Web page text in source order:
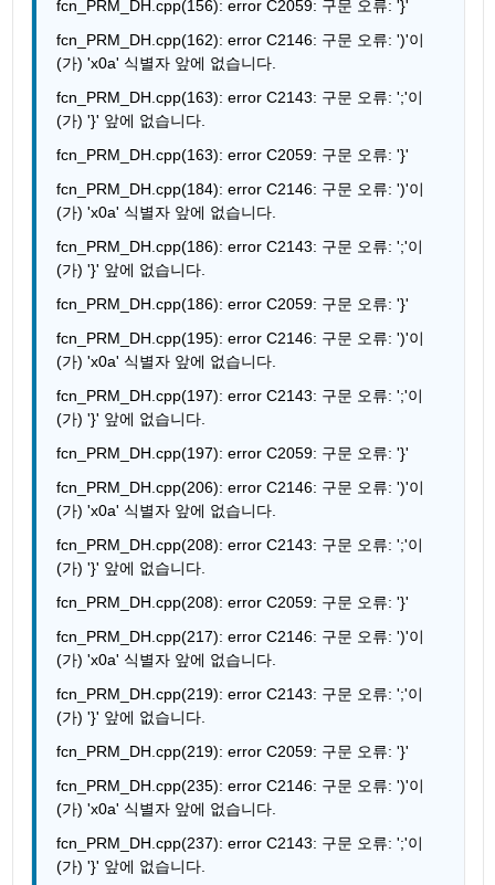
fcn_PRM_DH.cpp(156): error C2059: 구문 오류: '}'
fcn_PRM_DH.cpp(162): error C2146: 구문 오류: ')'이
(가) 'x0a' 식별자 앞에 없습니다.
fcn_PRM_DH.cpp(163): error C2143: 구문 오류: ';'이
(가) '}' 앞에 없습니다.
fcn_PRM_DH.cpp(163): error C2059: 구문 오류: '}'
fcn_PRM_DH.cpp(184): error C2146: 구문 오류: ')'이
(가) 'x0a' 식별자 앞에 없습니다.
fcn_PRM_DH.cpp(186): error C2143: 구문 오류: ';'이
(가) '}' 앞에 없습니다.
fcn_PRM_DH.cpp(186): error C2059: 구문 오류: '}'
fcn_PRM_DH.cpp(195): error C2146: 구문 오류: ')'이
(가) 'x0a' 식별자 앞에 없습니다.
fcn_PRM_DH.cpp(197): error C2143: 구문 오류: ';'이
(가) '}' 앞에 없습니다.
fcn_PRM_DH.cpp(197): error C2059: 구문 오류: '}'
fcn_PRM_DH.cpp(206): error C2146: 구문 오류: ')'이
(가) 'x0a' 식별자 앞에 없습니다.
fcn_PRM_DH.cpp(208): error C2143: 구문 오류: ';'이
(가) '}' 앞에 없습니다.
fcn_PRM_DH.cpp(208): error C2059: 구문 오류: '}'
fcn_PRM_DH.cpp(217): error C2146: 구문 오류: ')'이
(가) 'x0a' 식별자 앞에 없습니다.
fcn_PRM_DH.cpp(219): error C2143: 구문 오류: ';'이
(가) '}' 앞에 없습니다.
fcn_PRM_DH.cpp(219): error C2059: 구문 오류: '}'
fcn_PRM_DH.cpp(235): error C2146: 구문 오류: ')'이
(가) 'x0a' 식별자 앞에 없습니다.
fcn_PRM_DH.cpp(237): error C2143: 구문 오류: ';'이
(가) '}' 앞에 없습니다.